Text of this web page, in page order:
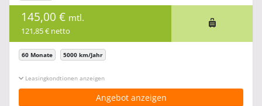
145,00 € mtl.
121,85 € netto
60 Monate 5000 km/Jahr
Leasingkonditionen ein-/ausblenden
Angebot anzeigen